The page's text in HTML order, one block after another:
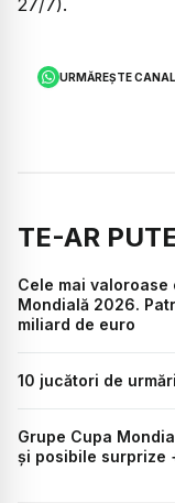
URMĂREȘTE
TE-AR
Cele mai
Mondială 2026.
miliard de euro
10 jucători de
Grupe Cupa
și posibile surprize